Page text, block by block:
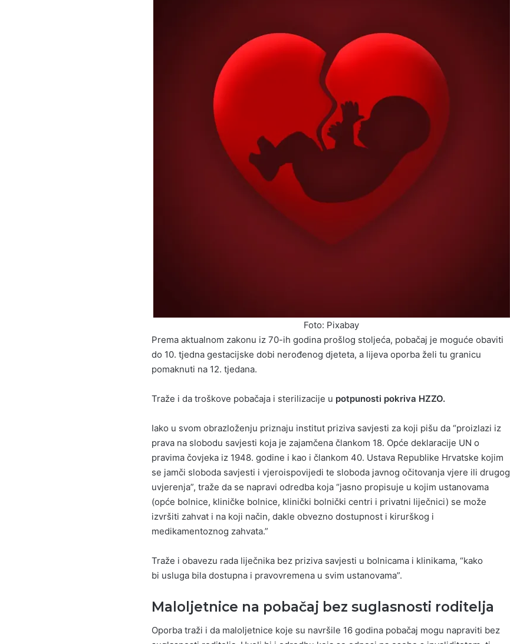
Foto: Pixabay
Prema aktualnom zakonu iz 70-ih godina prošlog stoljeća, pobačaj je moguće obaviti
do 10. tjedna gestacijske dobi nerođenog djeteta, a lijeva oporba želi tu granicu
pomaknuti na 12. tjedana.
Traže i da troškove pobačaja i sterilizacije u potpunosti pokriva HZZO.
Iako u svom obrazloženju priznaju institut priziva savjesti za koji pišu da “proizlazi iz
prava na slobodu savjesti koja je zajamčena člankom 18. Opće deklaracije UN o
pravima čovjeka iz 1948. godine i kao i člankom 40. Ustava Republike Hrvatske kojim
se jamči sloboda savjesti i vjeroispovijedi te sloboda javnog očitovanja vjere ili drugog
uvjerenja”, traže da se napravi odredba koja “jasno propisuje u kojim ustanovama
(opće bolnice, kliničke bolnice, klinički bolnički centri i privatni liječnici) se može
izvršiti zahvat i na koji način, dakle obvezno dostupnost i kirurškog i
medikamentoznog zahvata.”
Traže i obavezu rada liječnika bez priziva savjesti u bolnicama i klinikama, “kako
bi usluga bila dostupna i pravovremena u svim ustanovama”.
Maloljetnice na pobačaj bez suglasnosti roditelja
Oporba traži i da maloljetnice koje su navršile 16 godina pobačaj mogu napraviti bez